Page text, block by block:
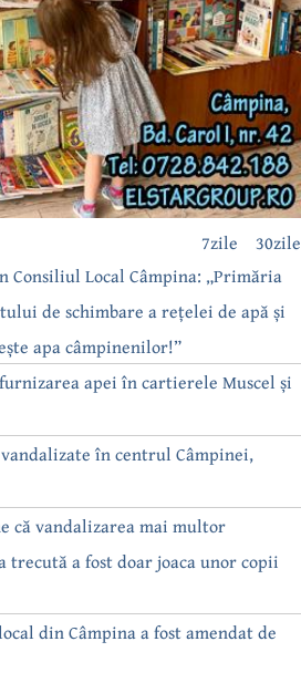
30zile
7zile
Consiliul Local Câmpina: „Primăria
de schimbare a rețelei de apă și
apa câmpinenilor!”
apei în cartierele Muscel și
în centrul Câmpinei,
că vandalizarea mai multor
trecută a fost doar joaca unor copii
din Câmpina a fost amendat de